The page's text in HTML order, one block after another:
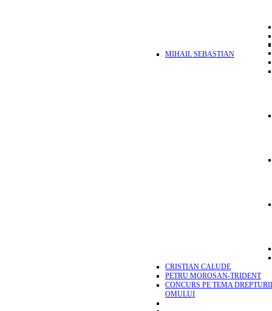
MIHAIL SEBASTIAN
CRISTIAN CALUDE
PETRU MOROSAN-TRIDENT
CONCURS PE TEMA
OMULUI